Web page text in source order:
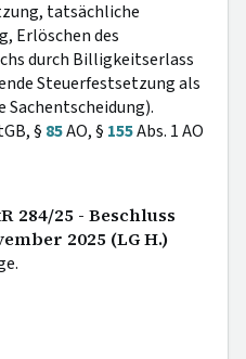
tatsächliche
Erlöschen des
durch Billigkeitserlass
Steuerfestsetzung als
Sachentscheidung).
§ 85AO, § 155Abs. 1 AO
284/25 - Beschluss
2025 (LG H.)